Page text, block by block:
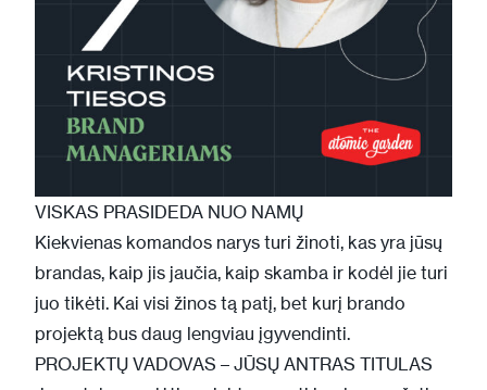
VISKAS PRASIDEDA NUO NAMŲ
Kiekvienas komandos narys turi žinoti, kas yra jūsų
brandas, kaip jis jaučia, kaip skamba ir kodėl jie turi
juo tikėti. Kai visi žinos tą patį, bet kurį brando
projektą bus daug lengviau įgyvendinti.
PROJEKTŲ VADOVAS – JŪSŲ ANTRAS TITULAS